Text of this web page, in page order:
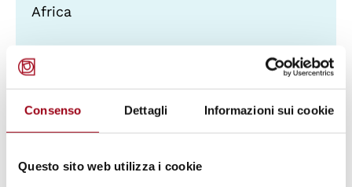
Consenso Dettagli Informazioni sui cookie
Questo sito web utilizza i cookie
Africa
Paesi di intervento
Malawi
Opportunità
Diamo l'opportunità di partecipare alle